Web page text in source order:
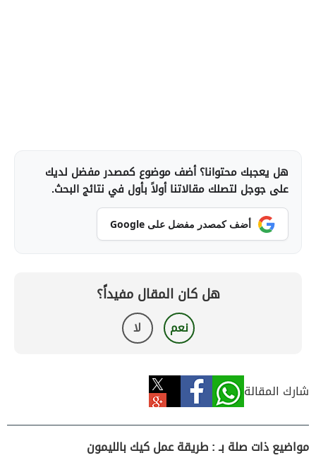
هل يعجبك محتوانا؟ أضف موضوع كمصدر مفضل لديك
على جوجل لتصلك مقالاتنا أولاً بأول في نتائج البحث.
أضف كمصدر مفضل على Google
هل كان المقال مفيداً؟
نعم لا
شارك المقالة
مواضيع ذات صلة بـ : طريقة عمل كيك بالليمون